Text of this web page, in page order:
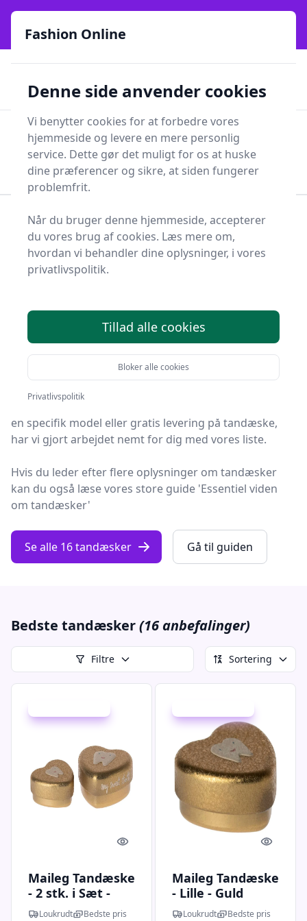
Fashion Online - Din genvej til stil, trends og smarte fund
online siden 2017
Lynhurtig levering ⭐⭐⭐⭐⭐✨981 forskellige produkttyper
Fashion Online
Søg
Forside Sundhed og skønhed
Personlig Pleje
Tandpleje
Tandæske
Bedste tandæsker - 16
Find de bedste tandæsker på Fashion Online! Vi har
udvalgt 16 top-produkter, så du er sikret kvalitet og
værdi.
Hvad enten du leder efter kvalitet, et prisvenligt valg,
en specifik model eller gratis levering på tandæske,
har vi gjort arbejdet nemt for dig med vores liste.
Hvis du leder efter flere oplysninger om tandæsker
kan du også læse vores store guide 'Essentiel viden
om tandæsker'
Se alle 16 tandæsker Gå til guiden
Bedste tandæsker(16 anbefalinger)
Filtre Sortering
Quick look
Maileg Tandæske
- 2 stk. i Sæt -
Guld
Loukrudt Bedste pris
Quick
Maileg Tandæske
- Lille - Guld
Loukrudt Bedste pris
Fashion Online
Denne side anvender cookies
Vi benytter cookies for at forbedre vores
hjemmeside og levere en mere personlig
service. Dette gør det muligt for os at huske
dine præferencer og sikre, at siden fungerer
problemfrit.
Når du bruger denne hjemmeside, accepterer
du vores brug af cookies. Læs mere om,
hvordan vi behandler dine oplysninger, i vores
privatlivspolitik.
Tillad alle cookies
Bloker alle cookies
Privatlivspolitik